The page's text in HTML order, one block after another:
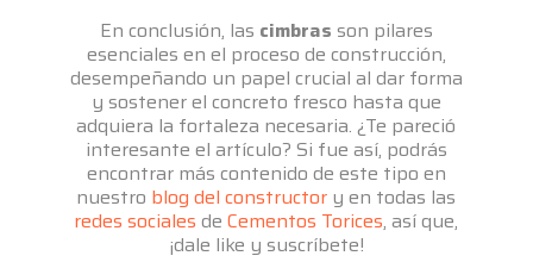
En conclusión, las cimbras son pilares
esenciales en el proceso de construcción,
desempeñando un papel crucial al dar forma
y sostener el concreto fresco hasta que
adquiera la fortaleza necesaria. ¿Te pareció
interesante el artículo? Si fue así, podrás
encontrar más contenido de este tipo en
nuestro blog del constructor y en todas las
redes sociales deCementos Torices, así que,
¡dale like y suscríbete!